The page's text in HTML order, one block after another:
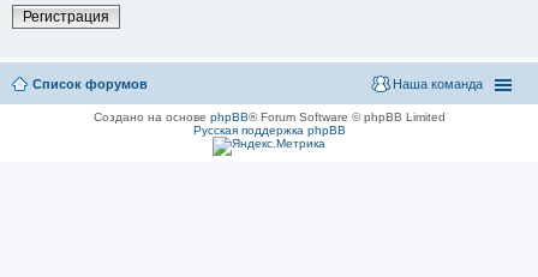
Регистрация
Список форумов Наша команда
Создано на основе phpBB® Forum Software © phpBB Limited
Русская поддержка phpBB